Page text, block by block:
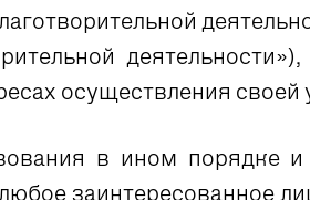
осуществления своей
в ином порядке
заинтересованное